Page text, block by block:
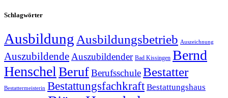
Schlagwörter
Ausbildung Ausbildungsbetrieb Auszeichnung
AuszubildendeAuszubildender Bad Kissingen Bernd
HenschelBerufBerufsschuleBestatter
Bestattermeisterin Bestattungsfachkraft Bestattungshaus